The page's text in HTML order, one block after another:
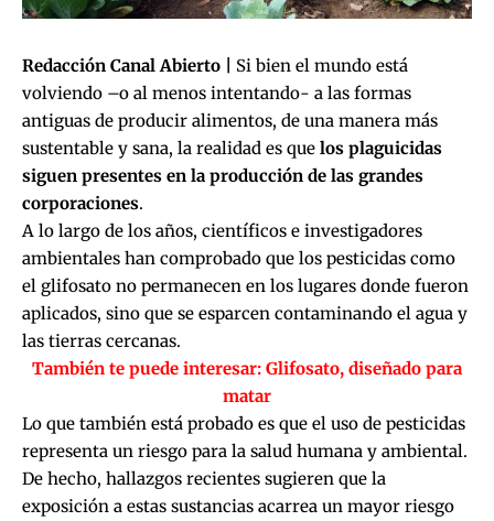
Redacción Canal Abierto | Si bien el mundo está
volviendo –o al menos intentando- a las formas
antiguas de producir alimentos, de una manera más
sustentable y sana, la realidad es que los plaguicidas
siguen presentes en la producción de las grandes
corporaciones.
A lo largo de los años, científicos e investigadores
ambientales han comprobado que los pesticidas como
el glifosato no permanecen en los lugares donde fueron
aplicados, sino que se esparcen contaminando el agua y
las tierras cercanas.
También te puede interesar: Glifosato, diseñado para
matar
Lo que también está probado es que el uso de pesticidas
representa un riesgo para la salud humana y ambiental.
De hecho, hallazgos recientes sugieren que la
exposición a estas sustancias acarrea un mayor riesgo